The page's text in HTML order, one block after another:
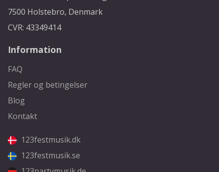
7500 Holstebro, Denmark
CVR: 43349414
Information
FAQ
Regler og betingelser
Blog
Kontakt
123festmusik.dk
123festmusik.se